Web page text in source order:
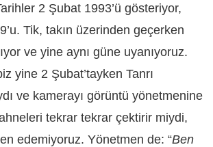
2 Şubat 1993’ü gösteriyor,
Tik, takın üzerinden geçerken
ve yine aynı güne uyanıyoruz.
yine 2 Şubat’tayken Tanrı
ve kamerayı görüntü yönetmenine
tekrar tekrar çektirir miydi,
edemiyoruz. Yönetmen de: “Ben